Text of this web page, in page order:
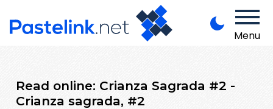
Menu
Read online: Crianza Sagrada #2 -
Crianza sagrada, #2